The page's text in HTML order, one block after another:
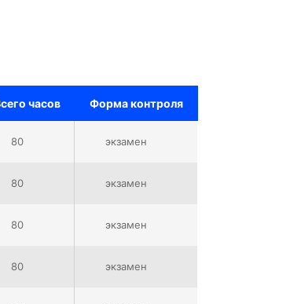
часов Форма контроля
80 экзамен
80 экзамен
80 экзамен
80 экзамен